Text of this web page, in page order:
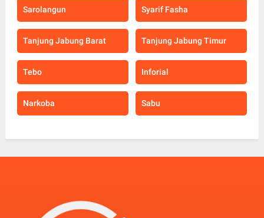
Sarolangun Syarif Fasha
Tanjung Jabung Barat Tanjung Jabung Timur
Tebo Inforial
Narkoba Sabu